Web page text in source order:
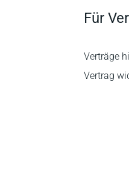
Für
Verträge
Vertrag